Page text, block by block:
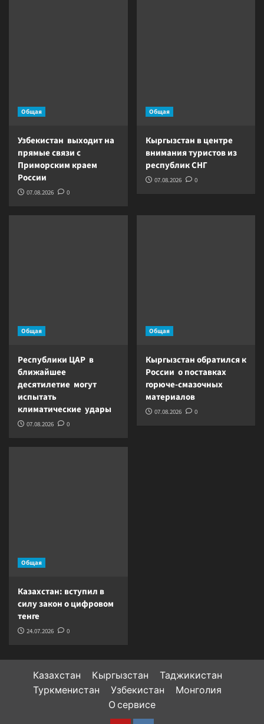
Общая
Узбекистан выходит на
прямые связи с
Приморским краем
России
07.08.2026 0
Общая
Кыргызстан в центре
внимания туристов из
республик СНГ
07.08.2026 0
Общая
Республики ЦАР в
ближайшее
десятилетие могут
испытать
климатические удары
07.08.2026 0
Общая
Кыргызстан обратился к
России о поставках
горюче-смазочных
материалов
07.08.2026 0
Общая
Казахстан: вступил в
силу закон о цифровом
тенге
24.07.2026 0
Казахстан Кыргызстан
Таджикистан
Туркменистан
Узбекистан
Монголия
О сервисе